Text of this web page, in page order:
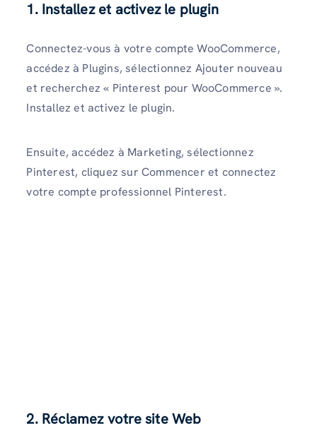
1. Installez et activez le plugin
Connectez-vous à votre compte WooCommerce,
accédez à Plugins, sélectionnez Ajouter nouveau
et recherchez « Pinterest pour WooCommerce ».
Installez et activez le plugin.
Ensuite, accédez à Marketing, sélectionnez
Pinterest, cliquez sur Commencer et connectez
votre compte professionnel Pinterest.
2. Réclamez votre site Web